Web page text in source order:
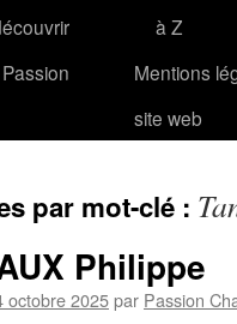
à Z
Mentions
site web
par mot-clé :
Philippe
octobre 2025par Passion